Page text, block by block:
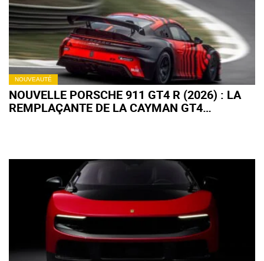
NOUVEAUTÉ
NOUVELLE PORSCHE 911 GT4 R (2026) : LA
REMPLAÇANTE DE LA CAYMAN GT4